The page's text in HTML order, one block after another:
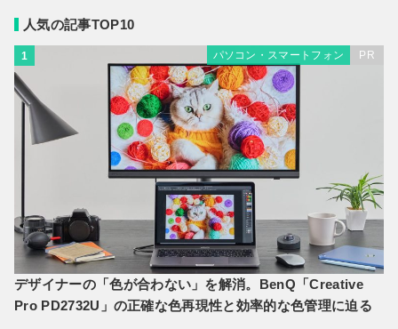
人気の記事TOP10
1 パソコン・スマートフォン PR
デザイナーの「色が合わない」を解消。BenQ「Creative
Pro PD2732U」の正確な色再現性と効率的な色管理に迫る